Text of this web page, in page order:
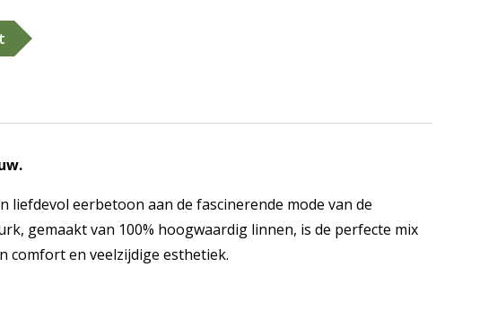
eerbetoon aan de fascinerende mode van de
gemaakt van 100% hoogwaardig linnen, is de perfecte mix
comfort en veelzijdige esthetiek.